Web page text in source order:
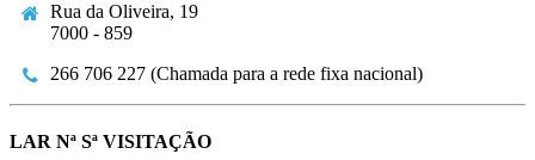
Rua da Oliveira, 19
7000 - 859
266 706 227 (Chamada para a rede fixa nacional)
LAR Nª Sª VISITAÇÃO